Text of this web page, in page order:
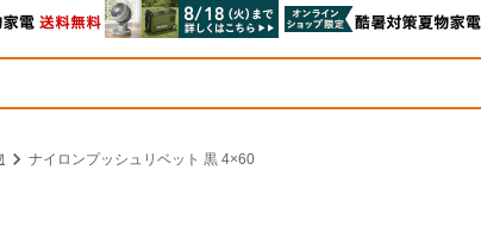
ナイロンプッシュリベット 黒 4×60